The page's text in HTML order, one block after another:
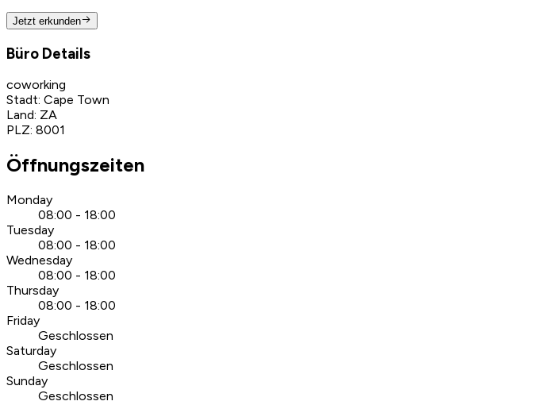
Jetzt erkunden
Büro Details
coworking
Stadt: Cape Town
Land: ZA
PLZ: 8001
Öffnungszeiten
Monday
08:00 - 18:00
Tuesday
08:00 - 18:00
Wednesday
08:00 - 18:00
Thursday
08:00 - 18:00
Friday
Geschlossen
Saturday
Geschlossen
Sunday
Geschlossen